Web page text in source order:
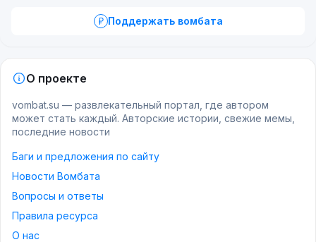
Поддержать вомбата
О проекте
vombat.su — развлекательный портал, где автором
может стать каждый. Авторские истории, свежие мемы,
последние новости
Баги и предложения по сайту
Новости Вомбата
Вопросы и ответы
Правила ресурса
О нас